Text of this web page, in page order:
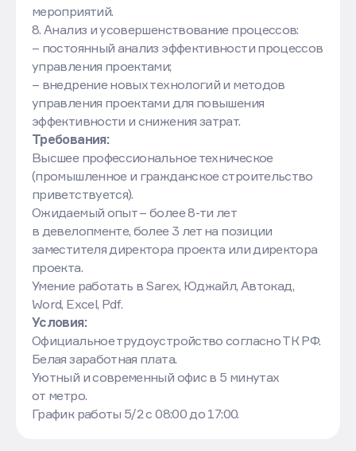
мероприятий.
8. Анализ и усовершенствование процессов:
– постоянный анализ эффективности процессов
управления проектами;
– внедрение новых технологий и методов
управления проектами для повышения
эффективности и снижения затрат.
Требования:
Высшее профессиональное техническое
(промышленное и гражданское строительство
приветствуется).
Ожидаемый опыт – более 8-ти лет
в девелопменте, более 3 лет на позиции
заместителя директора проекта или директора
проекта.
Умение работать в Sarex, Юджайл, Автокад,
Word, Excel, Pdf.
Условия:
Официальное трудоустройство согласно ТК РФ.
Белая заработная плата.
Уютный и современный офис в 5 минутах
от метро.
График работы 5/2 с 08:00 до 17:00.